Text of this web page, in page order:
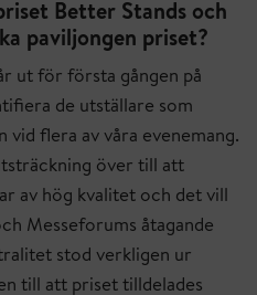
Better Stands och
paviljongen priset?
ut för första gången på
de utställare som
flera av våra evenemang.
över till att
av hög kvalitet och det vill
Messeforums åtagande
stod verkligen ur
till att priset tilldelades